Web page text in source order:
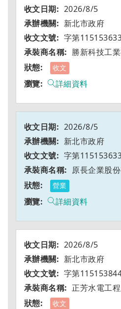
2026/8/5
新北市政府
字第
勝新科技工
收文
詳細資料
2026/8/5
新北市政府
字第
原長企業股
營業
詳細資料
2026/8/5
新北市政府
字第
正芳水電工
收文